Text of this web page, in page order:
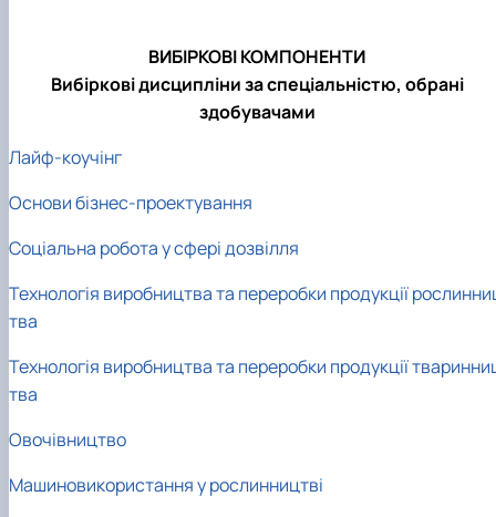
ВИБІРКОВІ КОМПОНЕНТИ
Вибіркові дисципліни за спеціальністю, обрані
здобувачами
Лайф-коучінг
Основи бізнес-проектування
Соціальна робота у сфері дозвілля
Технологія виробництва та переробки продукції
тва
Технологія виробництва та переробки продукції
тва
Овочівництво
Машиновикористання у рослинництві